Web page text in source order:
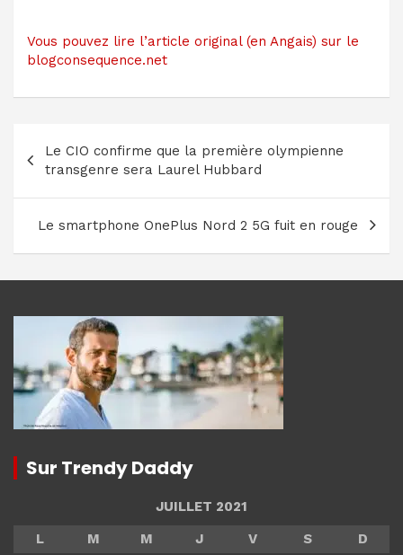
Vous pouvez lire l’article original (en Angais) sur le
blogconsequence.net
de
l’article
Le CIO confirme que la première olympienne
transgenre sera Laurel Hubbard
Le smartphone OnePlus Nord 2 5G fuit en rouge
Sur Trendy Daddy
JUILLET 2021
L
M M J V S D